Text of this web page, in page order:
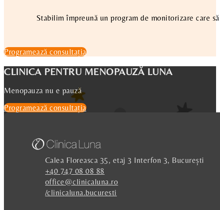
Stabilim împreună un program de monitorizare care
Programează consultația
CLINICA PENTRU MENOPAUZĂ LUNA
Menopauza nu e pauză
Programează consultația
Calea Floreasca 35, etaj 3 Interfon 3, București
+40 747 08 08 88
office@clinicaluna.ro
/clinicaluna.bucuresti